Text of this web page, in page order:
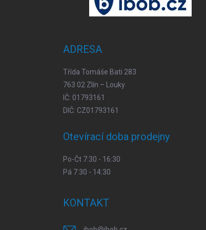
ADRESA
Třída Tomáše Bati 283
763 02 Zlín – Louky
IČ: 01793161
DIČ: CZ01793161
Otevírací doba prodejny
Po-Čt 7:30 - 16:30
Pá 7:30 - 14:30
KONTAKT